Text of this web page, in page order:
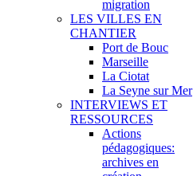
migration
LES VILLES EN
CHANTIER
Port de Bouc
Marseille
La Ciotat
La Seyne sur Mer
INTERVIEWS ET
RESSOURCES
Actions
pédagogiques:
archives en